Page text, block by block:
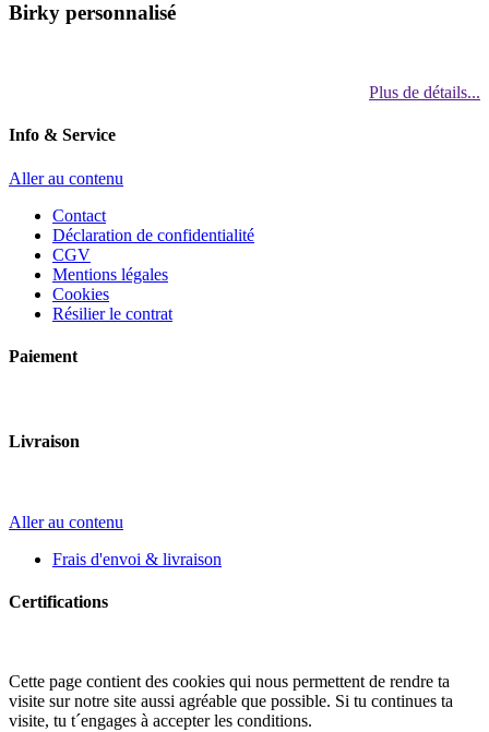
Birky personnalisé
Plus de détails...
Info & Service
Aller au contenu
Contact
Déclaration de confidentialité
CGV
Mentions légales
Cookies
Résilier le contrat
Paiement
Livraison
Aller au contenu
Frais d'envoi & livraison
Certifications
Cette page contient des cookies qui nous permettent de rendre ta
visite sur notre site aussi agréable que possible. Si tu continues ta
visite, tu t´engages à accepter les conditions.